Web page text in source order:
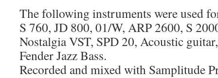
The following instruments were used
S 760, JD 800, 01/W, ARP 2600, S
Nostalgia VST, SPD 20, Acoustic
Fender Jazz Bass.
Recorded and mixed with Samplitude